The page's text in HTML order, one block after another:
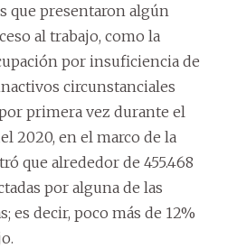
que presentaron algún
al trabajo, como la
por insuficiencia de
circunstanciales
primera vez durante el
2020, en el marco de la
que alrededor de 455.468
por alguna de las
es decir, poco más de 12%